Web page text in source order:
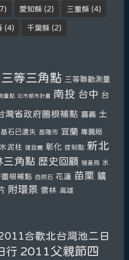
愛知縣 (2) 三重縣 (4)
(4) 千葉縣 (2)
三等三角點 三等聯勤測量
量點 北市都市計畫 南投 台中 台
灣省政府圖根補點 嘉義 土
基石已遺失 基隆市 宜蘭 專賣局
泥柱 建設廳 彰化 控制點 新北
三角點 歷史回顧 殖產局
水
圖根補點 自然石 花蓮 苗栗 鑛
附環景 雲林 高雄
合歡北台灣池二日
行 2011父親節四